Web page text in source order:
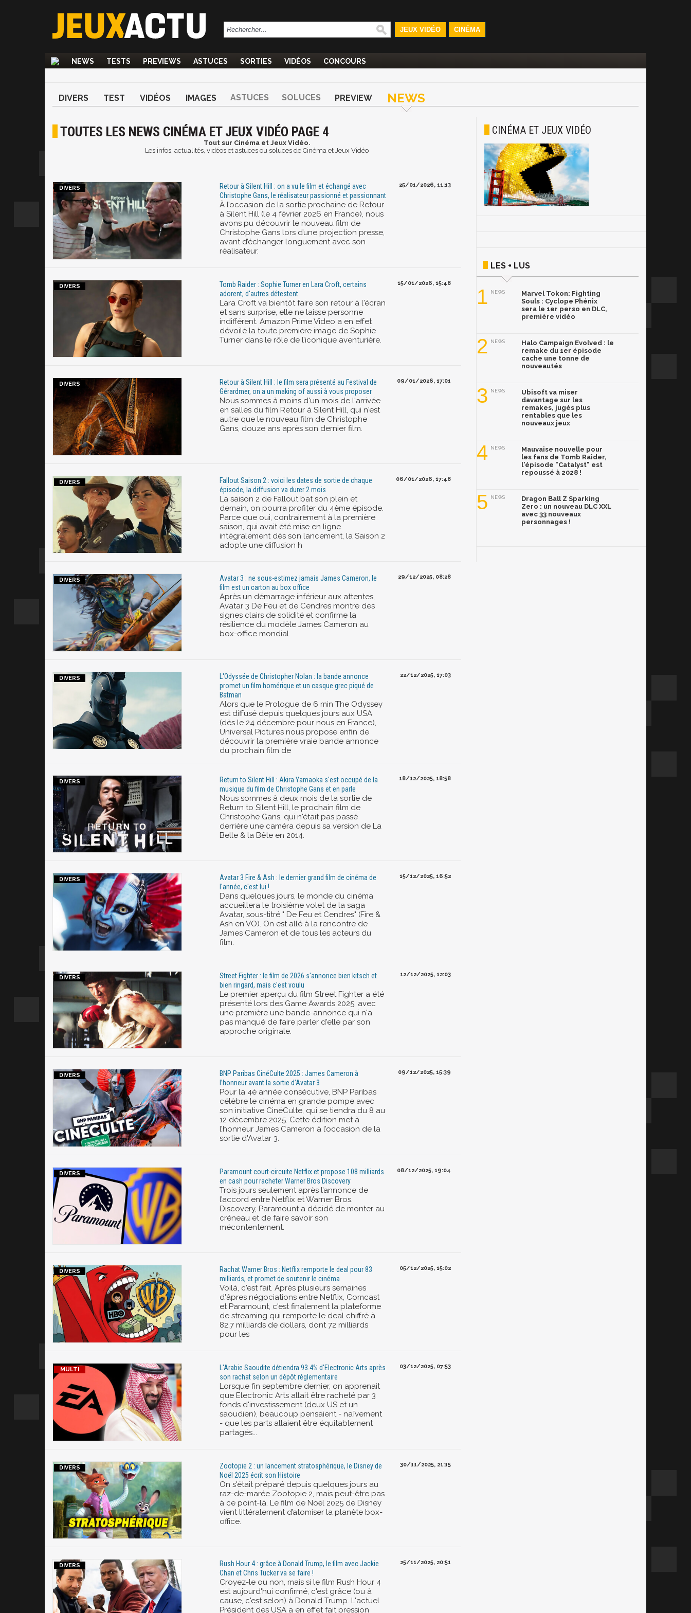
JEUX VIDÉO CINÉMA
NEWS TESTS PREVIEWS ASTUCES SORTIES VIDÉOS CONCOURS
DIVERS TEST VIDÉOS IMAGES ASTUCES SOLUCES PREVIEW NEWS
TOUTES LES NEWS CINÉMA ET JEUX VIDÉO PAGE 4
Tout sur Cinéma et Jeux Vidéo.
Les infos, actualités, vidéos et astuces ou soluces de Cinéma et Jeux Vidéo
Retour à Silent Hill : on a vu le film et échangé avec
Christophe Gans, le réalisateur passionné et passionnant
À l’occasion de la sortie prochaine de Retour
à Silent Hill (le 4 février 2026 en France), nous
avons pu découvrir le nouveau film de
Christophe Gans lors d’une projection presse,
avant d’échanger longuement avec son
réalisateur.
25/01/2026, 11:13
Tomb Raider : Sophie Turner en Lara Croft, certains
adorent, d'autres détestent
Lara Croft va bientôt faire son retour à l'écran
et sans surprise, elle ne laisse personne
indifférent. Amazon Prime Video a en effet
dévoilé la toute première image de Sophie
Turner dans le rôle de l’iconique aventurière.
15/01/2026, 15:48
Retour à Silent Hill : le film sera présenté au Festival de
Gérardmer, on a un making of aussi à vous proposer
Nous sommes à moins d'un mois de l'arrivée
en salles du film Retour à Silent Hill, qui n'est
autre que le nouveau film de Christophe
Gans, douze ans après son dernier film.
09/01/2026, 17:01
Fallout Saison 2 : voici les dates de sortie de chaque
épisode, la diffusion va durer 2 mois
La saison 2 de Fallout bat son plein et
demain, on pourra profiter du 4ème épisode.
Parce que oui, contrairement à la première
saison, qui avait été mise en ligne
intégralement dès son lancement, la Saison 2
adopte une diffusion h
06/01/2026, 17:48
Avatar 3 : ne sous-estimez jamais James Cameron, le
film est un carton au box office
Après un démarrage inférieur aux attentes,
Avatar 3 De Feu et de Cendres montre des
signes clairs de solidité et confirme la
résilience du modèle James Cameron au
box-office mondial.
29/12/2025, 08:28
L'Odyssée de Christopher Nolan : la bande annonce
promet un film homérique et un casque grec piqué de
Batman
Alors que le Prologue de 6 min The Odyssey
est diffusé depuis quelques jours aux USA
(dès le 24 décembre pour nous en France),
Universal Pictures nous propose enfin de
découvrir la première vraie bande annonce
du prochain film de
22/12/2025, 17:03
Return to Silent Hill : Akira Yamaoka s'est occupé de la
musique du film de Christophe Gans et en parle
Nous sommes à deux mois de la sortie de
Return to Silent Hill, le prochain film de
Christophe Gans, qui n'était pas passé
derrière une caméra depuis sa version de La
Belle & la Bête en 2014.
18/12/2025, 18:58
Avatar 3 Fire & Ash : le dernier grand film de cinéma de
l'année, c'est lui !
Dans quelques jours, le monde du cinéma
accueillera le troisième volet de la saga
Avatar, sous-titré " De Feu et Cendres" (Fire &
Ash en VO). On est allé à la rencontre de
James Cameron et de tous les acteurs du
film.
15/12/2025, 16:52
Street Fighter : le film de 2026 s'annonce bien kitsch et
bien ringard, mais c'est voulu
Le premier aperçu du film Street Fighter a été
présenté lors des Game Awards 2025, avec
une première une bande-annonce qui n'a
pas manqué de faire parler d'elle par son
approche originale.
12/12/2025, 12:03
BNP Paribas CinéCulte 2025 : James Cameron à
l’honneur avant la sortie d’Avatar 3
Pour la 4è année consécutive, BNP Paribas
célèbre le cinéma en grande pompe avec
son initiative CinéCulte, qui se tiendra du 8 au
12 décembre 2025. Cette édition met à
l’honneur James Cameron à l’occasion de la
sortie d'Avatar 3.
09/12/2025, 15:39
Paramount court-circuite Netflix et propose 108 milliards
en cash pour racheter Warner Bros Discovery
Trois jours seulement après l’annonce de
l’accord entre Netflix et Warner Bros.
Discovery, Paramount a décidé de monter au
créneau et de faire savoir son
mécontentement.
08/12/2025, 19:04
Rachat Warner Bros : Netflix remporte le deal pour 83
milliards, et promet de soutenir le cinéma
Voilà, c'est fait. Après plusieurs semaines
d'âpres négociations entre Netflix, Comcast
et Paramount, c'est finalement la plateforme
de streaming qui remporte le deal chiffré à
82,7 milliards de dollars, dont 72 milliards
pour les
05/12/2025, 15:02
L'Arabie Saoudite détiendra 93.4% d'Electronic Arts après
son rachat selon un dépôt réglementaire
Lorsque fin septembre dernier, on apprenait
que Electronic Arts allait être racheté par 3
fonds d'investissement (deux US et un
saoudien), beaucoup pensaient - naïvement
- que les parts allaient être équitablement
partagés...
03/12/2025, 07:53
Zootopie 2 : un lancement stratosphérique, le Disney de
Noël 2025 écrit son Histoire
On s'était préparé depuis quelques jours au
raz-de-marée Zootopie 2, mais peut-être pas
à ce point-là. Le film de Noël 2025 de Disney
vient littéralement d’atomiser la planète box-
office.
30/11/2025, 21:15
Rush Hour 4 : grâce à Donald Trump, le film avec Jackie
Chan et Chris Tucker va se faire !
Croyez-le ou non, mais si le film Rush Hour 4
est aujourd'hui confirmé, c'est grâce (ou à
cause, c'est selon) à Donald Trump. L'actuel
Président des USA a en effet fait pression
25/11/2025, 20:51
CINÉMA ET JEUX VIDÉO
LES + LUS
1 NEWS
Marvel Tokon: Fighting
Souls : Cyclope Phénix
sera le 1er perso en DLC,
première vidéo
2 NEWS
Halo Campaign Evolved : le
remake du 1er épisode
cache une tonne de
nouveautés
3 NEWS
Ubisoft va miser
davantage sur les
remakes, jugés plus
rentables que les
nouveaux jeux
4 NEWS
Mauvaise nouvelle pour
les fans de Tomb Raider,
l'épisode "Catalyst" est
repoussé à 2028 !
5 NEWS
Dragon Ball Z Sparking
Zero : un nouveau DLC XXL
avec 33 nouveaux
personnages !